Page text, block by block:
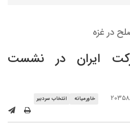
در غزه
ایران در نشست
خاورمیانه انتخاب سردبیر